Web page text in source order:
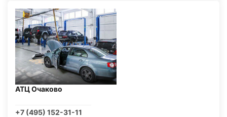
АТЦ Очаково
+7 (495) 152-31-11